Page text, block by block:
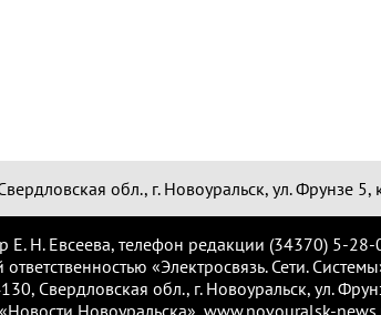
обл., г. Новоуральск, ул. Фрунзе 5,
Е. Н. Евсеева, телефон редакции (34370) 5-28-
«Электросвязь. Сети.
Свердловская обл., г. Новоуральск, ул.